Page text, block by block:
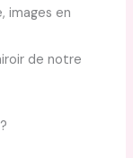
images en
de notre